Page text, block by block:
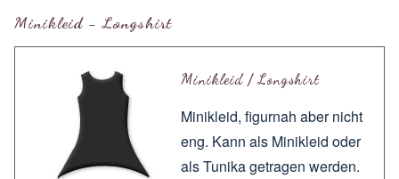
Minikleid - Longshirt
Minikleid / Longshirt
Minikleid, figurnah aber nicht
eng. Kann als Minikleid oder
als Tunika getragen werden.